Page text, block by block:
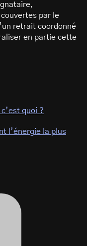
par le
retrait coordonné
en partie cette
quoi ?
l’énergie la plus